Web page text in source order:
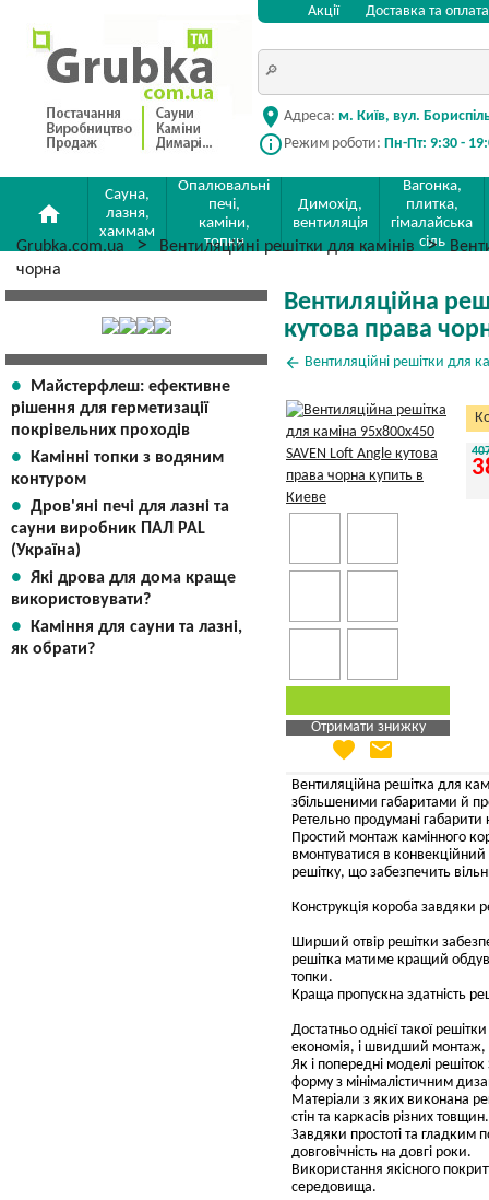
Акції Доставка та оплата
location_on Адреса: м. Київ, вул.
info_outline Режим роботи: Пн-Пт: 9:30 -
home
Сауна,
лазня,
хаммам
Опалювальні
печі,
каміни,
топки
Димохід,
вентиляція
Вагонка,
плитка,
гімалайська
сіль
Grubka.com.ua Вентиляційні решітки для камінів
чорна
Майстерфлеш: ефективне
рішення для герметизації
покрівельних проходів
Камінні топки з водяним
контуром
Дров'яні печі для лазні та
сауни виробник ПАЛ PAL
(Україна)
Які дрова для дома краще
використовувати?
Каміння для сауни та лазні,
як обрати?
Вентиляційна
кутова права
arrow_back Вентиляційні решітки для
Отримати знижку
Яка Ваша ціна
Вказати мою ціну
favorite email
Вентиляційна решітка для
збільшеними габаритами й
Ретельно продумані габарити
Простий монтаж камінного
вмонтуватися в
решітку, що забезпечить
Конструкція короба завдяки
Ширший отвір решітки
решітка матиме кращий обдув,
топки.
Краща пропускна здатність
Достатньо однієї такої
економія, і швидший монтаж,
Як і попередні моделі решіток
форму з мінімалістичним
Матеріали з яких виконана
стін та каркасів різних товщин.
Завдяки простоті та гладким
довговічність на довгі роки.
Використання якісного
середовища.